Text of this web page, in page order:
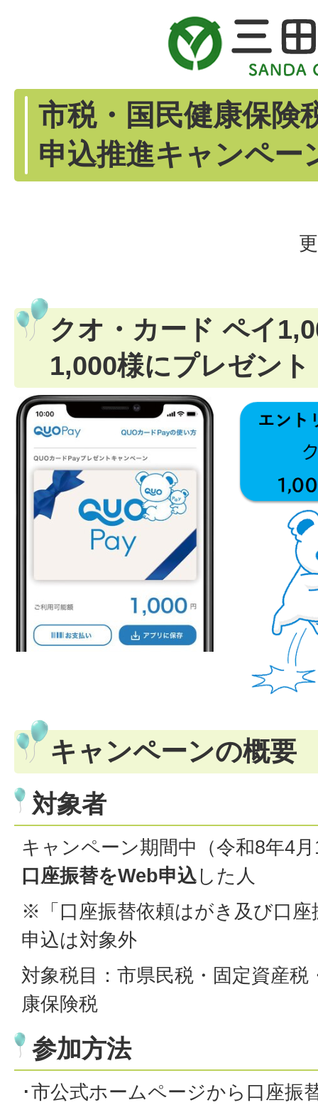
市税・国民健康保険
申込推進キャンペー
クオ・カード ペイ
1,000様にプレゼント
キャンペーンの概要
対象者
キャンペーン期間中（令和8年4
口座振替をWeb申込した人
※「口座振替依頼はがき及び口座
申込は対象外
対象税目：市県民税・固定資産税
康保険税
参加方法
･市公式ホームページから口座振